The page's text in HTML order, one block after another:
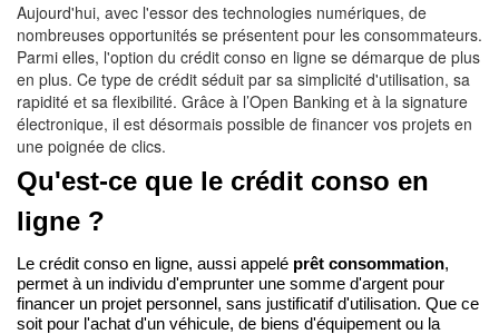
Aujourd'hui, avec l'essor des technologies numériques, de
nombreuses opportunités se présentent pour les consommateurs.
Parmi elles, l'option du crédit conso en ligne se démarque de plus
en plus. Ce type de crédit séduit par sa simplicité d'utilisation, sa
rapidité et sa flexibilité. Grâce à l’Open Banking et à la signature
électronique, il est désormais possible de financer vos projets en
une poignée de clics.
Qu'est-ce que le crédit conso en
ligne ?
Le crédit conso en ligne, aussi appelé prêt consommation,
permet à un individu d'emprunter une somme d'argent pour
financer un projet personnel, sans justificatif d'utilisation. Que ce
soit pour l'achat d'un véhicule, de biens d'équipement ou la